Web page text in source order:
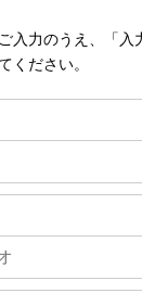
入力のうえ、「入
ください。